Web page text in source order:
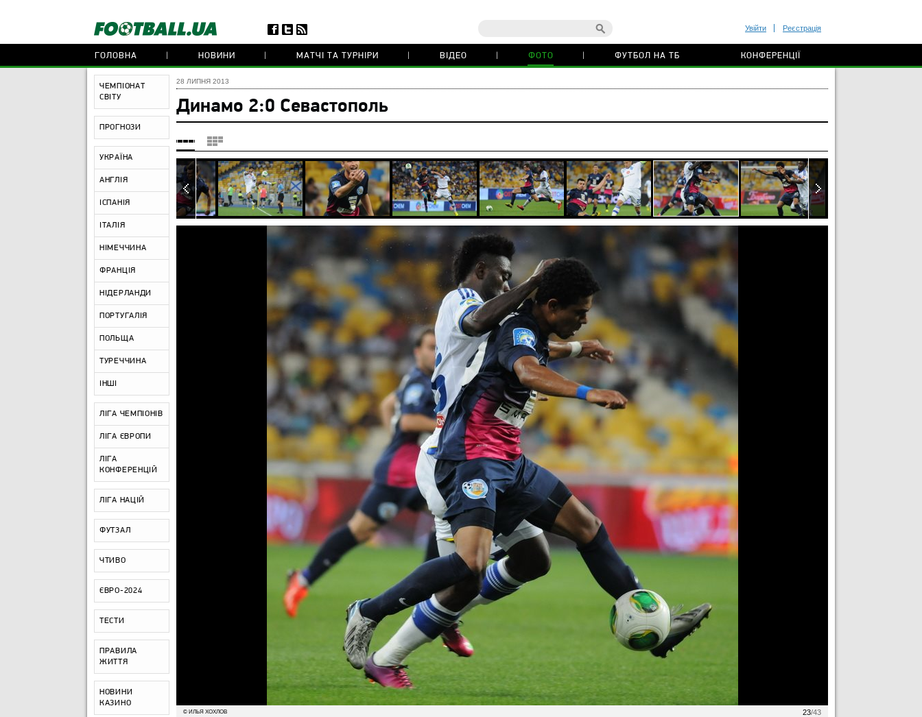
Увійти Реєстрація
ГОЛОВНА НОВИНИ МАТЧІ ТА ТУРНІРИ ВІДЕО ФОТО ФУТБОЛ НА ТБ КОНФЕРЕНЦІЇ
ЧЕМПІОНАТ
СВІТУ
ПРОГНОЗИ
УКРАЇНА
АНГЛІЯ
ІСПАНІЯ
ІТАЛІЯ
НІМЕЧЧИНА
ФРАНЦІЯ
НІДЕРЛАНДИ
ПОРТУГАЛІЯ
ПОЛЬЩА
ТУРЕЧЧИНА
ІНШІ
ЛІГА ЧЕМПІОНІВ
ЛІГА ЄВРОПИ
ЛІГА
КОНФЕРЕНЦІЙ
ЛІГА НАЦІЙ
ФУТЗАЛ
ЧТИВО
ЄВРО-2024
ТЕСТИ
ПРАВИЛА
ЖИТТЯ
НОВИНИ
КАЗИНО
28 ЛИПНЯ 2013
Динамо 2:0 Севастополь
23/43
© ИЛЬЯ ХОХЛОВ